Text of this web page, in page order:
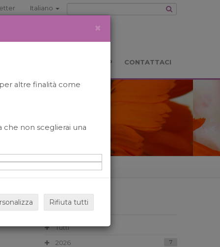
Italiano
BOOKSHOP CONTATTACI
ARCHIVIO
Tutti
2026
7
×
altre finalità come
che non sceglierai una
Rifiuta tutti